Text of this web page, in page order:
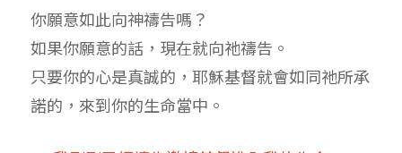
你願意如此向神禱告嗎？
如果你願意的話，現在就向祂禱告。
只要你的心是真誠的，耶穌基督就會如同祂所承
諾的，來到你的生命當中。